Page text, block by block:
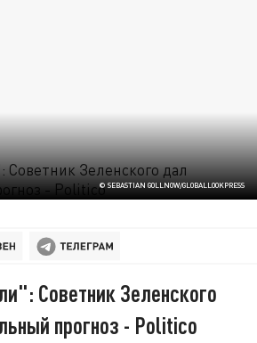
© SEBASTIAN GOLLNOW/GLOBALLOOKPRESS
Советник Зеленского
прогноз - Politico